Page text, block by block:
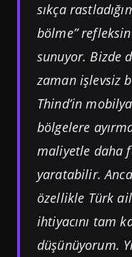
sıkça
bölme”
sunuyor. Bizde
zaman işlevsiz
Thind’in
bölgelere
maliyetle daha
yaratabilir.
özellikle Türk
ihtiyacını tam
düşünüyorum.